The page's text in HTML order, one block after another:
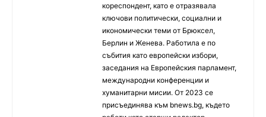
кореспондент, като е отразявала
ключови политически, социални и
икономически теми от Брюксел,
Берлин и Женева. Работила е по
събития като европейски избори,
заседания на Европейския парламент,
международни конференции и
хуманитарни мисии. От 2023 се
присъединява към bnews.bg, където